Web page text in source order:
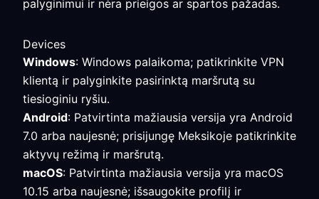
palyginimui ir nėra prieigos ar spartos pažadas.
Devices
Windows: Windows palaikoma; patikrinkite VPN
klientą ir palyginkite pasirinktą maršrutą su
tiesioginiu ryšiu.
Android: Patvirtinta mažiausia versija yra Android
7.0 arba naujesnė; prisijungę Meksikoje patikrinkite
aktyvų režimą ir maršrutą.
macOS: Patvirtinta mažiausia versija yra macOS
10.15 arba naujesnė; išsaugokite profilį ir